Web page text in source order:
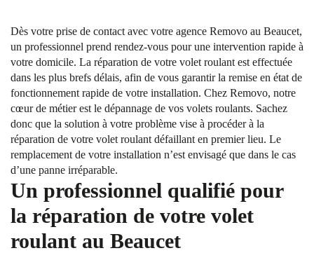
Dès votre prise de contact avec votre agence Removo au Beaucet,
un professionnel prend rendez-vous pour une intervention rapide à
votre domicile. La réparation de votre volet roulant est effectuée
dans les plus brefs délais, afin de vous garantir la remise en état de
fonctionnement rapide de votre installation. Chez Removo, notre
cœur de métier est le dépannage de vos volets roulants. Sachez
donc que la solution à votre problème vise à procéder à la
réparation de votre volet roulant défaillant en premier lieu. Le
remplacement de votre installation n’est envisagé que dans le cas
d’une panne irréparable.
Un professionnel qualifié pour
la réparation de votre volet
roulant au Beaucet